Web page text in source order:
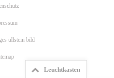
ullstein bild
Leuchtkasten